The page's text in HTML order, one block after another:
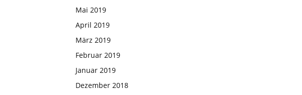
Mai 2019
April 2019
März 2019
Februar 2019
Januar 2019
Dezember 2018